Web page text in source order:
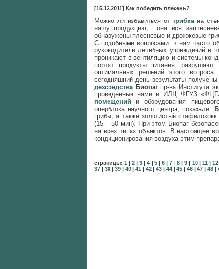
[15.12.2011] Как победить плесень?
Можно ли избавиться от грибкана
нашу продукцию, она вся
обнаружены плесневые и дрожжевые
С подобными вопросами
к нам часто
руководители лечебных учреждений и
проникают в вентиляцию и системы
портят продукты питания,
оптимальных решений этого
сегодняшний день результаты
дезсредства Биопагпр-ва Института
проведённые нами и ИЛЦ ФГУЗ
помещений и оборудования
оперблока научного центра, показали:
грибы, а также золотистый
(15 – 50 мин). При этом Биопаг
на всех типах объектов. В настоящее
кондиционирования воздуха этим
страницы:1 | 2 | 3 | 4 | 5 | 6 | 7 | 8 | 9 | 10 | 11 | 12
37 | 38 | 39 | 40 | 41 | 42 | 43 | 44 | 45 | 46 | 47 | 48 |